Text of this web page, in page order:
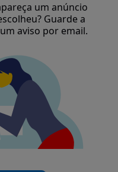
um anúncio
Guarde a
aviso por email.